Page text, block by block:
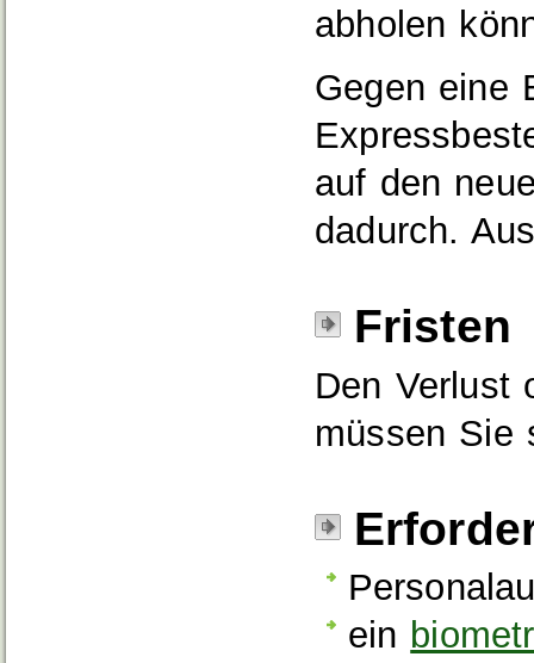
abholen
Gegen eine
auf den
dadurch.
Fristen
Den Verlust
müssen Sie
ein